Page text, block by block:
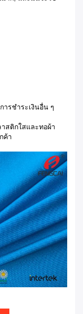
ารชำระเงินอื่น ๆ
สติกใสและทอผ้า
ค้า